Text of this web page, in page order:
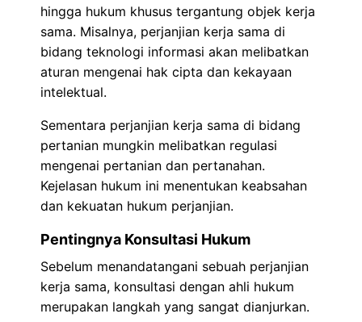
hingga hukum khusus tergantung objek kerja
sama. Misalnya, perjanjian kerja sama di
bidang teknologi informasi akan melibatkan
aturan mengenai hak cipta dan kekayaan
intelektual.
Sementara perjanjian kerja sama di bidang
pertanian mungkin melibatkan regulasi
mengenai pertanian dan pertanahan.
Kejelasan hukum ini menentukan keabsahan
dan kekuatan hukum perjanjian.
Pentingnya Konsultasi Hukum
Sebelum menandatangani sebuah perjanjian
kerja sama, konsultasi dengan ahli hukum
merupakan langkah yang sangat dianjurkan.